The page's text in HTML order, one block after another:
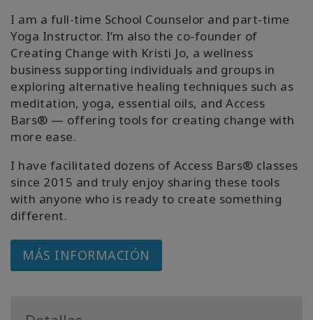
I am a full-time School Counselor and part-time
Yoga Instructor. I’m also the co-founder of
Creating Change with Kristi Jo, a wellness
business supporting individuals and groups in
exploring alternative healing techniques such as
meditation, yoga, essential oils, and Access
Bars® — offering tools for creating change with
more ease.
I have facilitated dozens of Access Bars® classes
since 2015 and truly enjoy sharing these tools
with anyone who is ready to create something
different.
MÁS INFORMACIÓN